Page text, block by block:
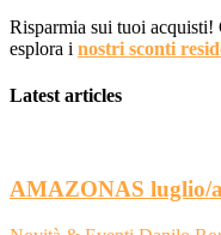
Risparmia sui tuoi acquisti!
esplora i nostri sconti
Latest articles
AMAZONAS luglio/